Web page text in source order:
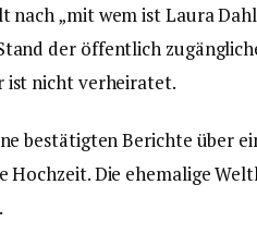
nach „mit wem ist Laura
der öffentlich
ist nicht verheiratet.
bestätigten Berichte über
Hochzeit. Die ehemalige